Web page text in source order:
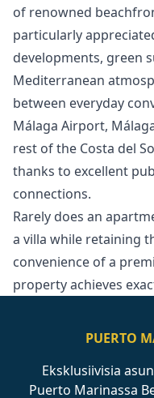
of renowned
particularly
developments, green
Mediterranean
between everyday
Málaga Airport,
rest of the Costa del
thanks to excellent
‌connections.
Rarely ‌does ‌an
‌a ‌villa while retaining
convenience ‌of a
‌property ‌achieves
PUERTO
Eksklusiivisia
Puerto Marinassa